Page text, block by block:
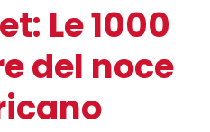
Le 1000
del noce